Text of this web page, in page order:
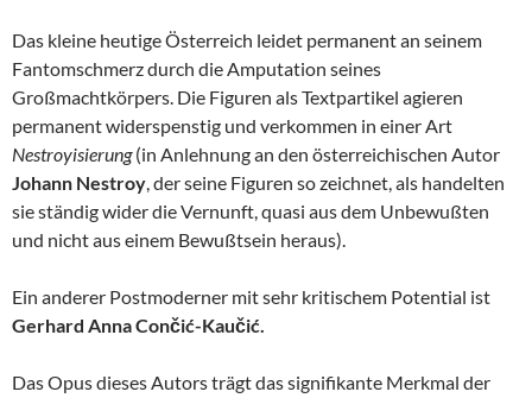
Das kleine heutige Österreich leidet permanent an seinem
Fantomschmerz durch die Amputation seines
Großmachtkörpers. Die Figuren als Textpartikel agieren
permanent widerspenstig und verkommen in einer Art
Nestroyisierung(in Anlehnung an den österreichischen Autor
Johann Nestroy, der seine Figuren so zeichnet, als handelten
sie ständig wider die Vernunft, quasi aus dem Unbewußten
und nicht aus einem Bewußtsein heraus).
Ein anderer Postmoderner mit sehr kritischem Potential ist
Gerhard Anna Cončić-Kaučić.
Das Opus dieses Autors trägt das signifikante Merkmal der